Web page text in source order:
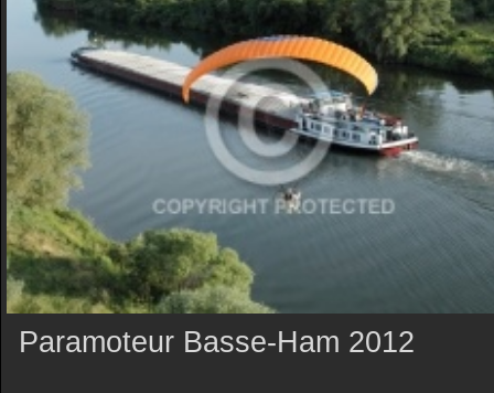
Paramoteur Basse-Ham 2012